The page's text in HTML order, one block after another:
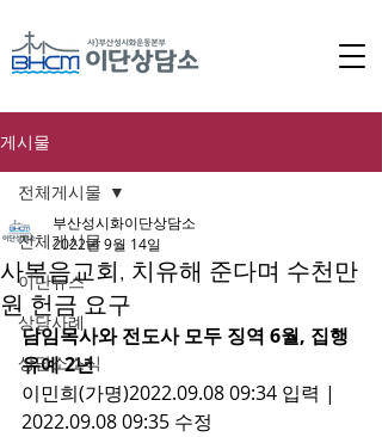
게시물
전체게시물
이단뉴스
상담사례
상담소소식
전체게시물
사복음교회, 치유해 준다며 수천만
원 헌금 요구
부산성시화이단상담소
2022년 9월 14일
담임목사와 전도사 모두 징역 6월, 집행
유예 2년
이민희(가명)2022.09.08 09:34 입력 |
2022.09.08 09:35 수정